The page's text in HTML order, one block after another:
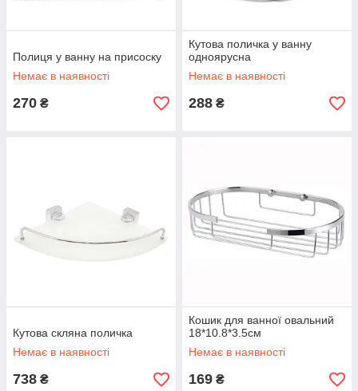
Полиця у ванну на присоску
Немає в наявності
270 ₴
Кутова поличка у ванну
одноярусна
Немає в наявності
288 ₴
Кутова скляна поличка
Немає в наявності
738 ₴
Кошик для ванної овальний
18*10.8*3.5см
Немає в наявності
169 ₴